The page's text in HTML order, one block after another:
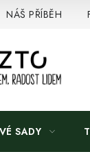
NÁŠ PŘÍBĚH
SADY